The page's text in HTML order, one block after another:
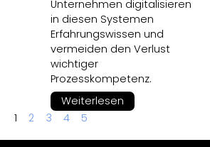
Unternehmen digitalisieren
in diesen Systemen
Erfahrungswissen und
vermeiden den Verlust
wichtiger
Prozesskompetenz.
Weiterlesen
1
2 3 4 5